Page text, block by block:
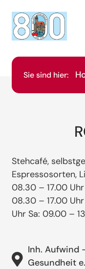
Sie sind hier:
Stehcafé,
Espressosorten,
08.30 – 17.00
08.30 – 17.00
Uhr Sa: 09.00 –
Inh. Aufwind
Gesundheit